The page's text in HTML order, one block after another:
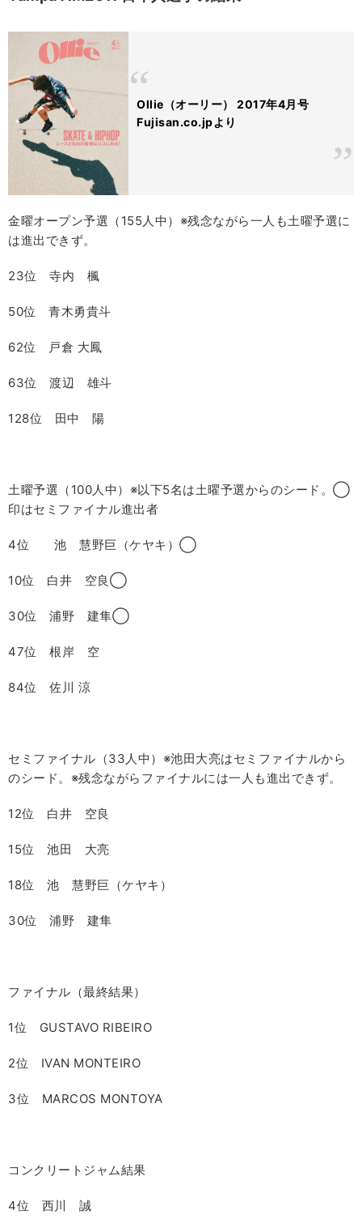
Ollie（オーリー） 2017年4月号
Fujisan.co.jpより
金曜オープン予選（ 155人中）※残念ながら一人も土曜予選に
は進出できず。
23位 寺内 楓
50位 青木勇貴斗
62位 戸倉 大鳳
63位 渡辺 雄斗
128位 田中 陽
土曜予選（ 100人中）※以下5名は土曜予選からのシード。◯
印はセミファイナル進出者
4位 池 慧野巨（ケヤキ）◯
10位 白井 空良◯
30位 浦野 建隼◯
47位 根岸 空
84位 佐川 涼
セミファイナル（33人中）※池田大亮はセミファイナルから
のシード。※残念ながらファイナルには一人も進出できず。
12位 白井 空良
15位 池田 大亮
18位 池 慧野巨（ケヤキ）
30位 浦野 建隼
ファイナル（最終結果）
1位 GUSTAVO RIBEIRO
2位 IVAN MONTEIRO
3位 MARCOS MONTOYA
コンクリートジャム結果
4位 西川 誠